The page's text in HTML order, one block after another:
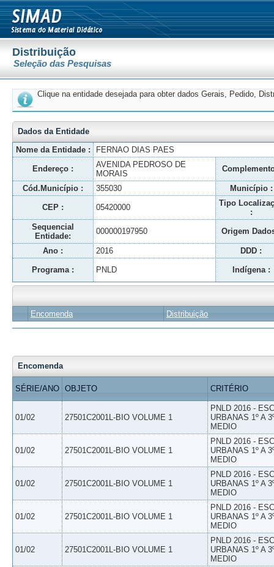
Distribuição
Seleção das Pesquisas
Clique na entidade desejada para obter dados Gerais, Pedido,
Dados da Entidade
Nome da Entidade :
FERNAO DIAS PAES
Endereço :
AVENIDA PEDROSO DE
MORAIS
Cód.Município : 355030 Município :
CEP : 05420000
Tipo
:
Sequencial
Entidade:
000000197950 Origem
Ano : 2016 DDD :
Programa : PNLD Indígena :
Encomenda Distribuição
Encomenda
SÉRIE/ANO OBJETO CRITÉRIO
01/02 27501C2001L-BIO VOLUME 1
PNLD 2016 -
URBANAS 1º A
MEDIO
01/02 27501C2001L-BIO VOLUME 1
PNLD 2016 -
URBANAS 1º A
MEDIO
01/02 27501C2001L-BIO VOLUME 1
PNLD 2016 -
URBANAS 1º A
MEDIO
01/02 27501C2001L-BIO VOLUME 1
PNLD 2016 -
URBANAS 1º A
MEDIO
01/02 27501C2001L-BIO VOLUME 1
PNLD 2016 -
URBANAS 1º A
MEDIO